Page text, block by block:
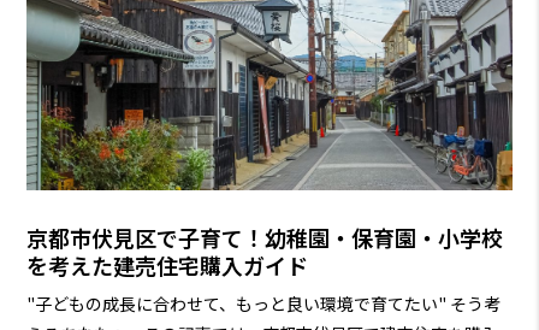
京都市伏見区で子育て！幼稚園・保育園・小学校
を考えた建売住宅購入ガイド
"子どもの成長に合わせて、もっと良い環境で育てたい" そう考